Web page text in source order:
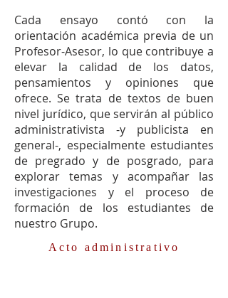
Cada ensayo contó con la
orientación académica previa de un
Profesor-Asesor, lo que contribuye a
elevar la calidad de los datos,
pensamientos y opiniones que
ofrece. Se trata de textos de buen
nivel jurídico, que servirán al público
administrativista -y publicista en
general-, especialmente estudiantes
de pregrado y de posgrado, para
explorar temas y acompañar las
investigaciones y el proceso de
formación de los estudiantes de
nuestro Grupo.
Acto administrativo